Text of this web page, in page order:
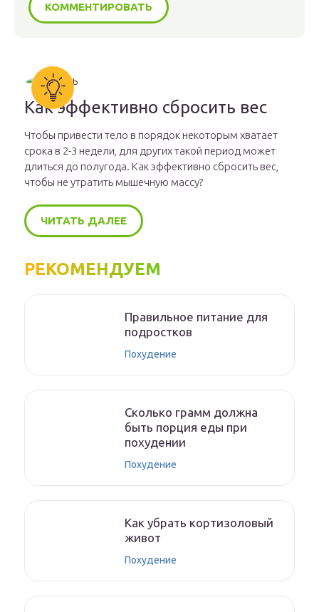
Как эффективно сбросить вес
Чтобы привести тело в порядок некоторым хватает
срока в 2-3 недели, для других такой период может
длиться до полугода. Как эффективно сбросить вес,
чтобы не утратить мышечную массу?
ЧИТАТЬ ДАЛЕЕ
РЕКОМЕНДУЕМ
Правильное питание для
подростков
Похудение
Сколько грамм должна
быть порция еды при
похудении
Похудение
Как убрать кортизоловый
живот
Похудение